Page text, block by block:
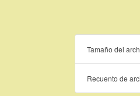
Tamaño del
Recuento de